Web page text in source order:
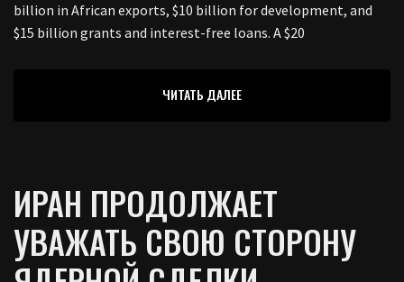
billion in African exports, $10 billion for development, and
$15 billion grants and interest-free loans. A $20
ЧИТАТЬ ДАЛЕЕ
ИРАН ПРОДОЛЖАЕТ
УВАЖАТЬ СВОЮ СТОРОНУ